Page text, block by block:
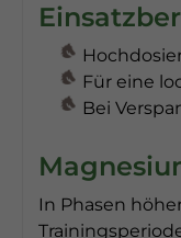
Für eine
Bei
In Phasen